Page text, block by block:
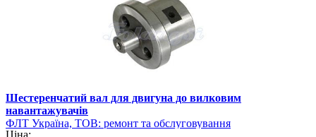
Шестеренчатий вал для двигуна до вилковим
навантажувачів
ФЛТ Україна, ТОВ: ремонт та обслуговування